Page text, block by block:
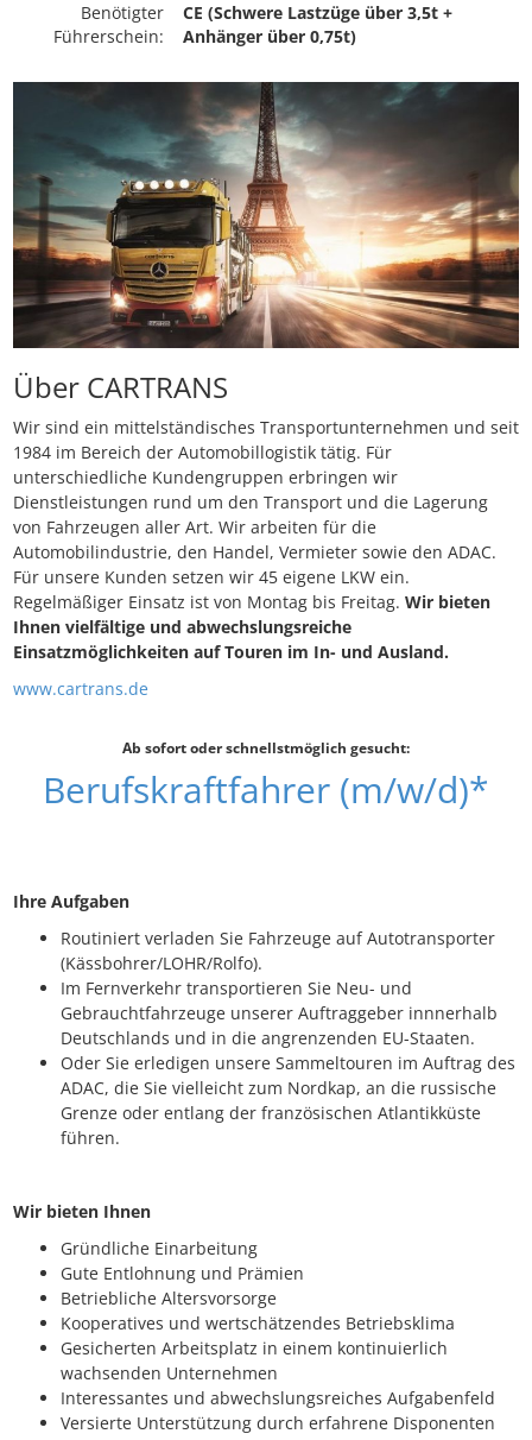
Benötigter
Führerschein:
CE (Schwere Lastzüge über 3,5t +
Anhänger über 0,75t)
Über CARTRANS
Wir sind ein mittelständisches Transportunternehmen und seit
1984 im Bereich der Automobillogistik tätig. Für
unterschiedliche Kundengruppen erbringen wir
Dienstleistungen rund um den Transport und die Lagerung
von Fahrzeugen aller Art. Wir arbeiten für die
Automobilindustrie, den Handel, Vermieter sowie den ADAC.
Für unsere Kunden setzen wir 45 eigene LKW ein.
Regelmäßiger Einsatz ist von Montag bis Freitag. Wir bieten
Ihnen vielfältige und abwechslungsreiche
Einsatzmöglichkeiten auf Touren im In- und Ausland.
www.cartrans.de
Ab sofort oder schnellstmöglich gesucht:
Berufskraftfahrer (m/w/d)*
Ihre Aufgaben
Routiniert verladen Sie Fahrzeuge auf Autotransporter
(Kässbohrer/LOHR/Rolfo).
Im Fernverkehr transportieren Sie Neu- und
Gebrauchtfahrzeuge unserer Auftraggeber innnerhalb
Deutschlands und in die angrenzenden EU-Staaten.
Oder Sie erledigen unsere Sammeltouren im Auftrag des
ADAC, die Sie vielleicht zum Nordkap, an die russische
Grenze oder entlang der französischen Atlantikküste
führen.
Wir bieten Ihnen
Gründliche Einarbeitung
Gute Entlohnung und Prämien
Betriebliche Altersvorsorge
Kooperatives und wertschätzendes Betriebsklima
Gesicherten Arbeitsplatz in einem kontinuierlich
wachsenden Unternehmen
Interessantes und abwechslungsreiches Aufgabenfeld
Versierte Unterstützung durch erfahrene Disponenten